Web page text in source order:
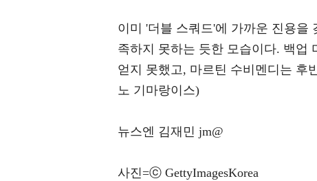
이미 '더블 스쿼드'에 가까운 진용을
족하지 못하는 듯한 모습이다. 백업
얻지 못했고, 마르틴 수비멘디는 후
노 기마랑이스)
뉴스엔 김재민 jm@
사진=ⓒ GettyImagesKorea